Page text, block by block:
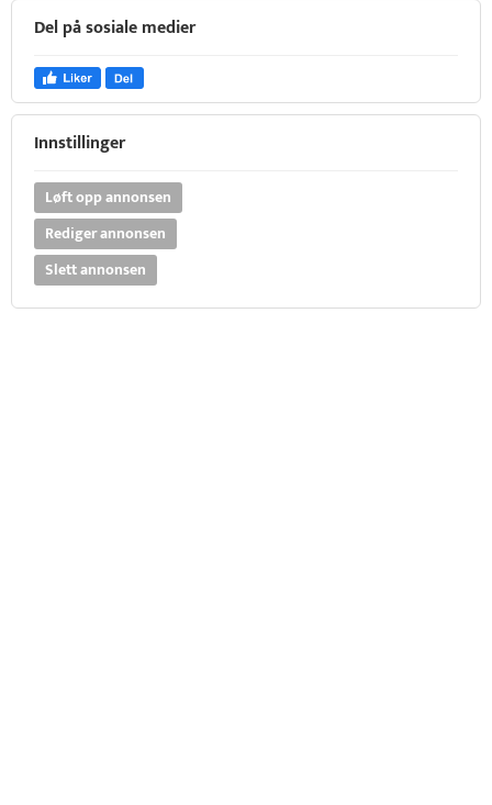
Del på sosiale medier
Innstillinger
Løft opp annonsen
Rediger annonsen
Slett annonsen